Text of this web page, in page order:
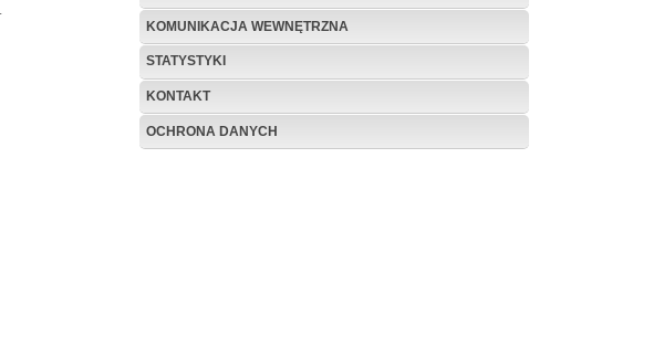
KOMUNIKACJA WEWNĘTRZNA
STATYSTYKI
KONTAKT
OCHRONA DANYCH